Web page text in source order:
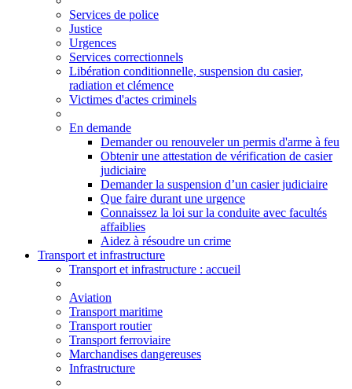
Services de police
Justice
Urgences
Services correctionnels
Libération conditionnelle, suspension du casier,
radiation et clémence
Victimes d'actes criminels
En demande
Demander ou renouveler un permis d'arme à feu
Obtenir une attestation de vérification de casier
judiciaire
Demander la suspension d’un casier judiciaire
Que faire durant une urgence
Connaissez la loi sur la conduite avec facultés
affaiblies
Aidez à résoudre un crime
Transport et infrastructure
Transport et infrastructure : accueil
Aviation
Transport maritime
Transport routier
Transport ferroviaire
Marchandises dangereuses
Infrastructure